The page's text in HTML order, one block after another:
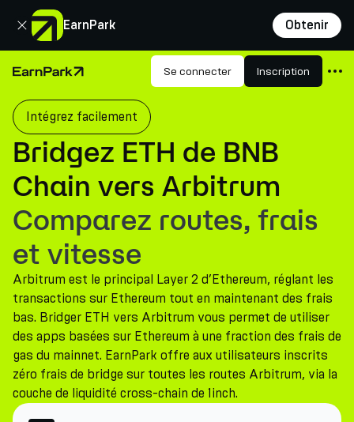
EarnPark Obtenir
Fermer
Page d'accueil Se connecter Inscription
Produits
Marchés
Calculatrices
PARK Token
Ressources
Entreprise
Intégrez facilement
Bridgez ETH de BNB
Chain vers Arbitrum
Comparez routes, frais
et vitesse
Arbitrum est le principal Layer 2 d’Ethereum, réglant les
transactions sur Ethereum tout en maintenant des frais
bas. Bridger ETH vers Arbitrum vous permet de utiliser
des apps basées sur Ethereum à une fraction des frais de
gas du mainnet. EarnPark offre aux utilisateurs inscrits
zéro frais de bridge sur toutes les routes Arbitrum, via la
couche de liquidité cross-chain de 1inch.